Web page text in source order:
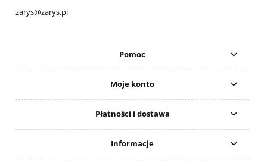
zarys@zarys.pl
Pomoc
Moje konto
Płatności i dostawa
Informacje